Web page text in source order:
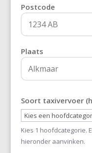
Postcode
Plaats
Soort taxivervoer
Kies 1 hoofdcategorie.
hieronder aanvinken.